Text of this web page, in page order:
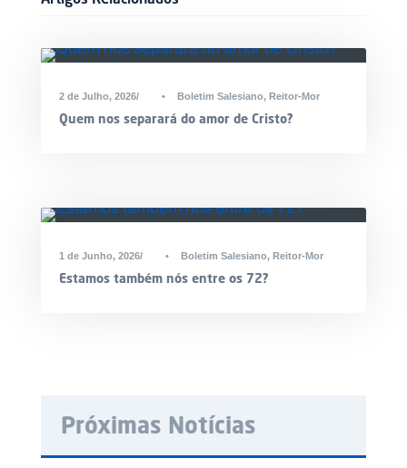
2 de Julho, 2026 • Boletim Salesiano, Reitor-Mor
Quem nos separará do amor de Cristo?
1 de Junho, 2026 • Boletim Salesiano, Reitor-Mor
Estamos também nós entre os 72?
Próximas Notícias